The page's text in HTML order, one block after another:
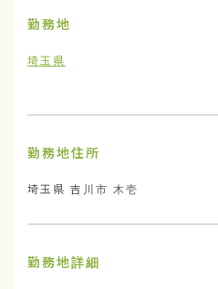
勤務地
埼玉県
勤務地住所
埼玉県 吉川市 木壱
勤務地詳細